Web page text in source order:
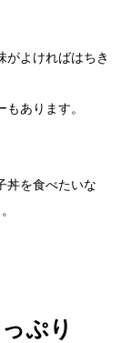
がよければはちき
あります。
丼を食べたいな
ぷり